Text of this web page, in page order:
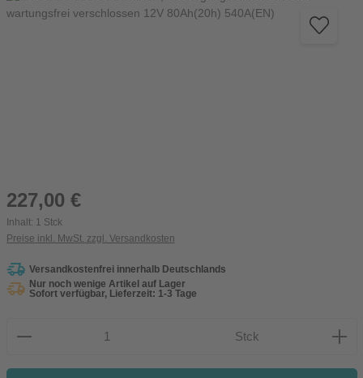
Regulärer Preis:
227,00 €
Inhalt: 1 Stck
Preise inkl. MwSt. zzgl. Versandkosten
Versandkostenfrei innerhalb Deutschlands
Nur noch wenige Artikel auf Lager
Sofort verfügbar, Lieferzeit: 1-3 Tage
Produkt Anzahl: Gib den gewünschten Wert ein oder
Stck